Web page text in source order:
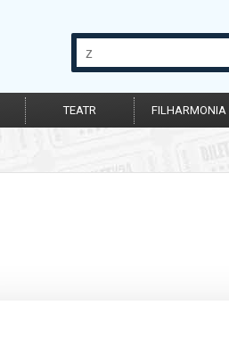
TEATR FILHARMONIA